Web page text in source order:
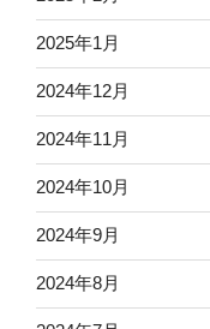
2025年1月
2024年12月
2024年11月
2024年10月
2024年9月
2024年8月